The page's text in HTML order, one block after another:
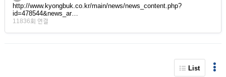
http://www.kyongbuk.co.kr/main/news/news_content.php?
id=478544&news_ar…
11836회 연결
List